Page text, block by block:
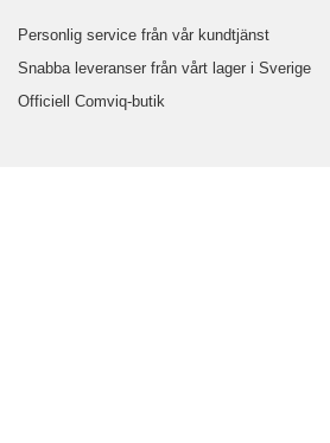
Personlig service från vår kundtjänst
Snabba leveranser från vårt lager i Sverige
Officiell Comviq-butik